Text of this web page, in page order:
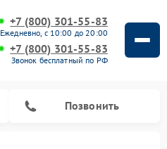
+7 (800) 301-55-83
Ежедневно, с 10:00 до 20:00
+7 (800) 301-55-83
Звонок бесплатный по РФ
Позвонить